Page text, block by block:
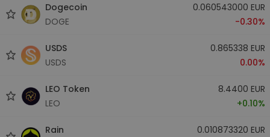
Dogecoin
DOGE
0.060543000 EUR
-0.30%
USDS
USDS
0.865338 EUR
0.00%
LEO Token
LEO
8.4400 EUR
+0.10%
Rain
0.010873320 EUR